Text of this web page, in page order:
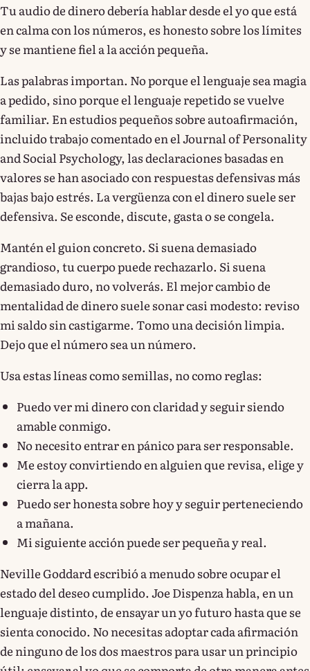
Tu audio de dinero debería hablar desde el yo que está
en calma con los números, es honesto sobre los límites
y se mantiene fiel a la acción pequeña.
Las palabras importan. No porque el lenguaje sea magia
a pedido, sino porque el lenguaje repetido se vuelve
familiar. En estudios pequeños sobre autoafirmación,
incluido trabajo comentado en el Journal of Personality
and Social Psychology, las declaraciones basadas en
valores se han asociado con respuestas defensivas más
bajas bajo estrés. La vergüenza con el dinero suele ser
defensiva. Se esconde, discute, gasta o se congela.
Mantén el guion concreto. Si suena demasiado
grandioso, tu cuerpo puede rechazarlo. Si suena
demasiado duro, no volverás. El mejor cambio de
mentalidad de dinero suele sonar casi modesto: reviso
mi saldo sin castigarme. Tomo una decisión limpia.
Dejo que el número sea un número.
Usa estas líneas como semillas, no como reglas:
Puedo ver mi dinero con claridad y seguir siendo
amable conmigo.
No necesito entrar en pánico para ser responsable.
Me estoy convirtiendo en alguien que revisa, elige y
cierra la app.
Puedo ser honesta sobre hoy y seguir perteneciendo
a mañana.
Mi siguiente acción puede ser pequeña y real.
Neville Goddard escribió a menudo sobre ocupar el
estado del deseo cumplido. Joe Dispenza habla, en un
lenguaje distinto, de ensayar un yo futuro hasta que se
sienta conocido. No necesitas adoptar cada afirmación
de ninguno de los dos maestros para usar un principio